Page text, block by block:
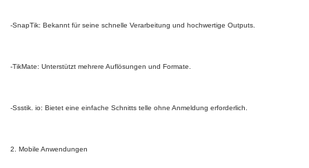
-SnapTik: Bekannt für seine schnelle Verarbeitung und hochwertige Outputs.
-TikMate: Unterstützt mehrere Auflösungen und Formate.
-Ssstik. io: Bietet eine einfache Schnitts telle ohne Anmeldung erforderlich.
2. Mobile Anwendungen